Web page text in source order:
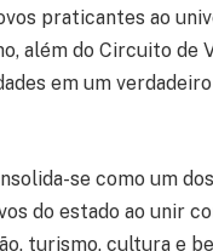
praticantes ao
além do Circuito de
em um
se como um
do estado ao unir
turismo, cultura e